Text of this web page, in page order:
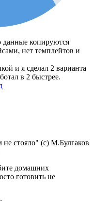
данные копируются
нет темплейтов и
и я сделал 2 варианта
в 2 быстрее.
стояло" (с) М.Булгаков
домашних
готовить не